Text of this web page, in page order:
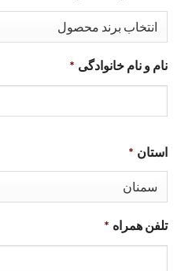
نام و نام خانوادگی *
استان *
تلفن همراه *